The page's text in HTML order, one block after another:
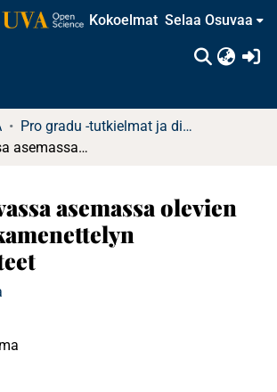
Kokoelmat Selaa Osuvaa
Pro gradu -tutkielmat ja diplomityöt
Haavoittuvassa asemassa olevien turvapaikkamenettelyn erityispiirteet
asemassa olevien